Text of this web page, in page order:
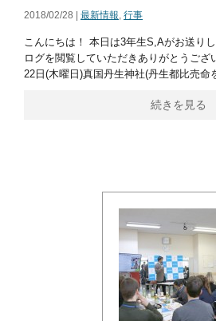
2018/02/28 | 最新情報, 行事
こんにちは！ 本日は3年生S,Aがお送り
ログを閲覧していただきありがとうござ
22日(木曜日)真国丹生神社(丹生都比売命
続きを見る